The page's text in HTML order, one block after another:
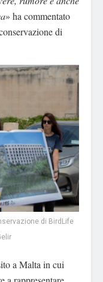
» ha commentato
di
di BirdLife
a Malta in cui